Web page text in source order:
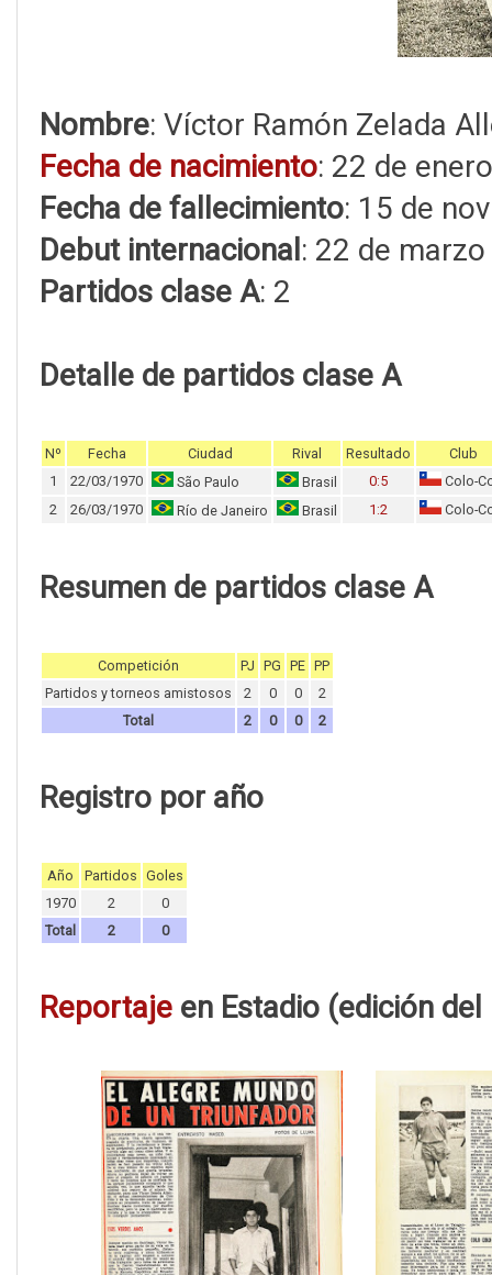
Nombre: Víctor Ramón Zelada
Fecha de nacimiento: 22 de
Fecha de fallecimiento: 15 de
Debut internacional : 22 de
Partidos clase A: 2
Detalle de partidos clase A
Nº Fecha Ciudad Rival Resultado
Club
1
22/03/1970 São Paulo Brasil 0:5
Colo-
2
26/03/1970 Río de Janeiro Brasil 1:2 Colo-
Resumen de partidos clase A
Competición PJ PG PE PP
Partidos y torneos amistosos
2 0 0
2
Total
2 0 0 2
Registro por año
Año Partidos Goles
1970
2
0
Total
2 0
Reportaje en Estadio (edición